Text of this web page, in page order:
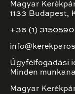
Magyar
1133 Budapest,
+36 (1) 3150590
Ügyfélfogadási
Minden
Magyar